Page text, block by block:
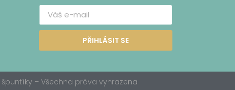
PŘIHLÁSIT SE
– Všechna práva vyhrazena